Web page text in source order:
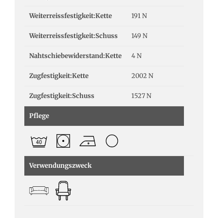
Weiterreissfestigkeit:Kette 191 N
Weiterreissfestigkeit:Schuss 149 N
Nahtschiebewiderstand:Kette 4 N
Zugfestigkeit:Kette 2002 N
Zugfestigkeit:Schuss 1527 N
Pflege
Verwendungszweck